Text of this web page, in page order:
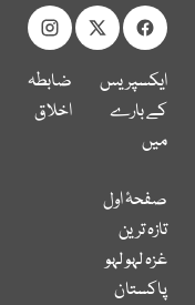
ایکسپریس
کے بارے
میں
ضابطہ
اخلاق
صفحۂ اول
تازہ ترین
غزہ لہو لہو
پاکستان